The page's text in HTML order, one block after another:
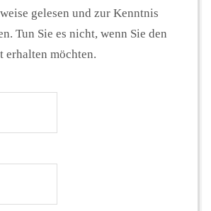
gelesen und zur Kenntnis
Tun Sie es nicht, wenn Sie den
erhalten möchten.